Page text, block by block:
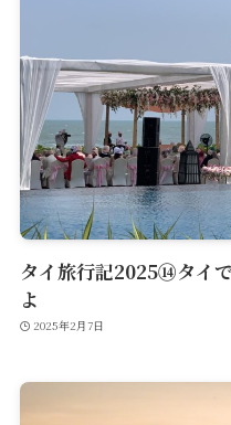
タイ旅行記2025⑭タイ
よ
2025年2月7日